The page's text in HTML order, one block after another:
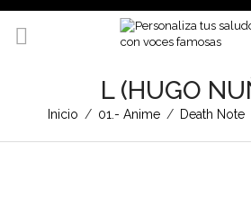
L (HUGO
Inicio / 01.- Anime / Death Note